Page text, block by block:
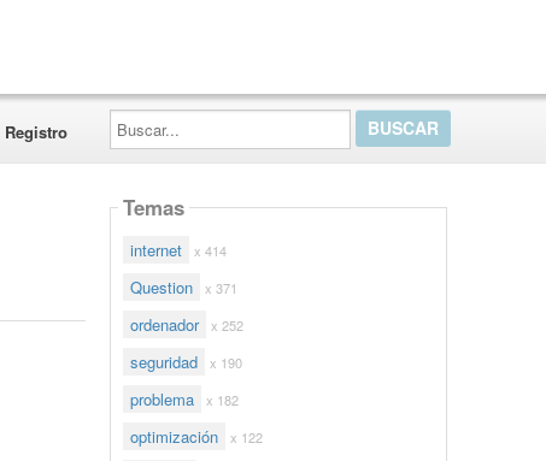
Registro
Buscar...
Temas
internet x 414
Question x 371
ordenador x 252
seguridad x 190
problema x 182
optimización x 122